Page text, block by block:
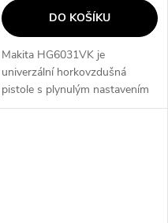
DO KOŠÍKU
Makita HG6031VK je
univerzální horkovzdušná
pistole s plynulým nastavením
teploty a proudu vzduchu.